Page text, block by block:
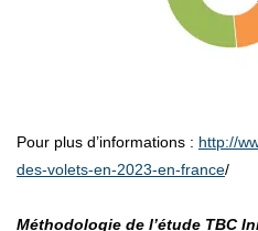
Pour plus d’informations : http://
des-volets-en-2023-en-france/
Méthodologie de l’étude TBC